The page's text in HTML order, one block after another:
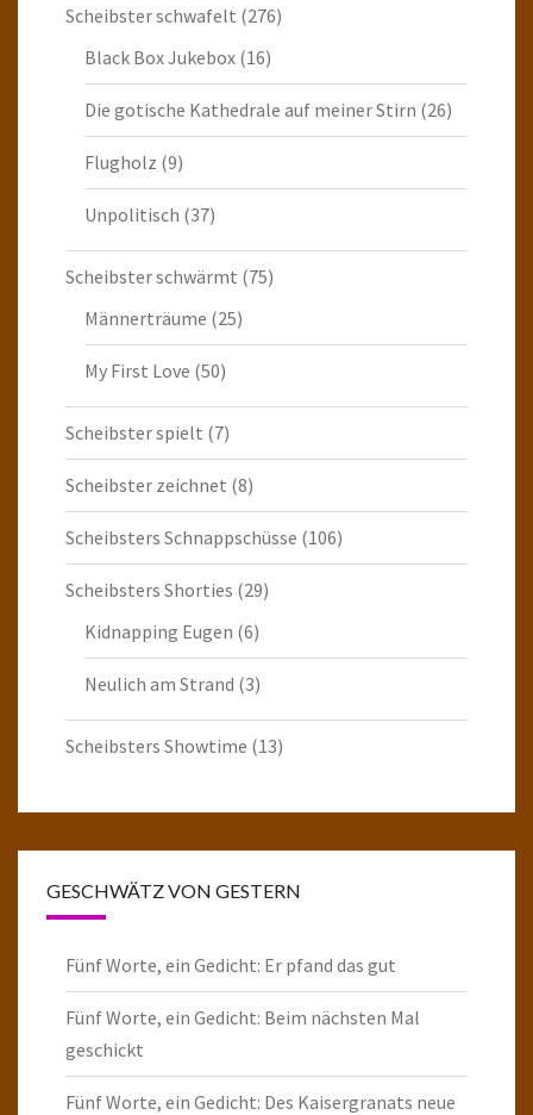
Scheibster schwafelt (276)
Black Box Jukebox (16)
Die gotische Kathedrale auf meiner Stirn (26)
Flugholz (9)
Unpolitisch (37)
Scheibster schwärmt (75)
Männerträume (25)
My First Love (50)
Scheibster spielt (7)
Scheibster zeichnet (8)
Scheibsters Schnappschüsse (106)
Scheibsters Shorties (29)
Kidnapping Eugen (6)
Neulich am Strand (3)
Scheibsters Showtime (13)
GESCHWÄTZ VON GESTERN
Fünf Worte, ein Gedicht: Er pfand das gut
Fünf Worte, ein Gedicht: Beim nächsten Mal
geschickt
Fünf Worte, ein Gedicht: Des Kaisergranats neue